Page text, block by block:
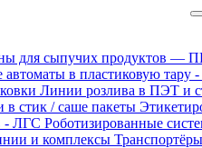
для сыпучих продуктов
автоматы в пластиковую
Линии розлива в ПЭТ и
стик / саше пакеты
- ЛГС Роботизированные
и комплексы